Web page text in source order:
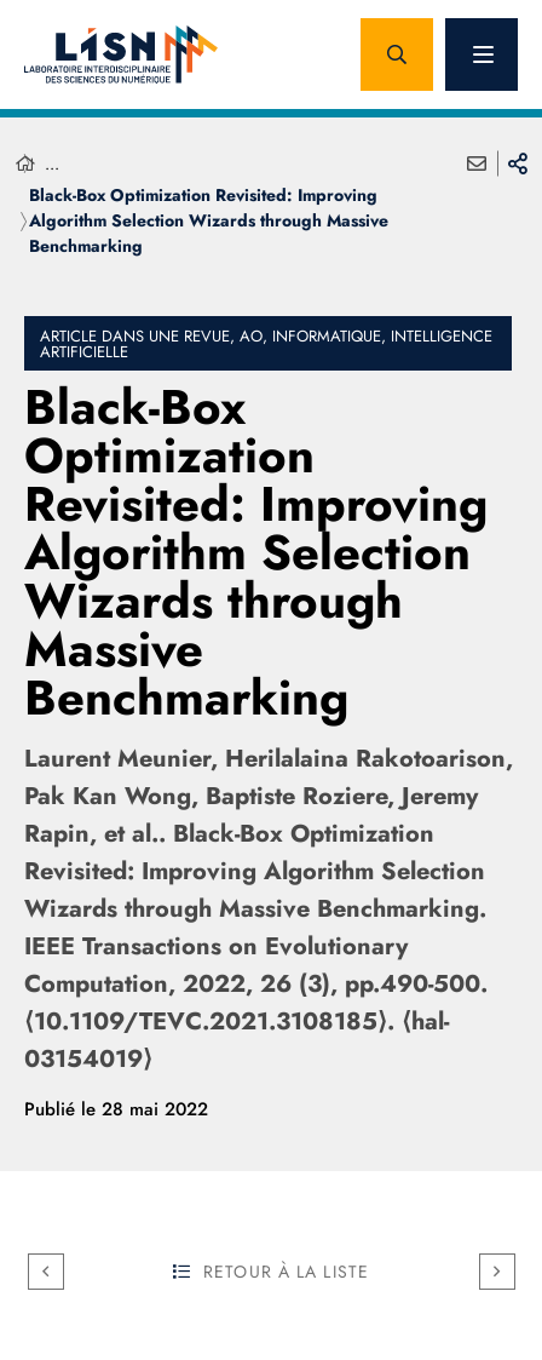
...
Black-Box Optimization Revisited: Improving
Algorithm Selection Wizards through Massive
Benchmarking
ARTICLE DANS UNE REVUE, AO, INFORMATIQUE, INTELLIGENCE
ARTIFICIELLE
Black-Box
Optimization
Revisited: Improving
Algorithm Selection
Wizards through
Massive
Benchmarking
Laurent Meunier, Herilalaina Rakotoarison,
Pak Kan Wong, Baptiste Roziere, Jeremy
Rapin, et al.. Black-Box Optimization
Revisited: Improving Algorithm Selection
Wizards through Massive Benchmarking.
IEEE Transactions on Evolutionary
Computation, 2022, 26 (3), pp.490-500.
⟨10.1109/TEVC.2021.3108185⟩. ⟨hal-
03154019⟩
Publié le 28 mai 2022
RETOUR À LA LISTE